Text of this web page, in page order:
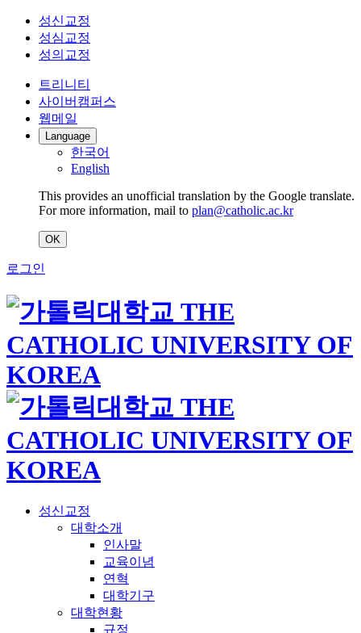
성신교정
성심교정
성의교정
트리니티
사이버캠퍼스
웹메일
Language
한국어
English
This provides an unofficial translation by the Google translate.
For more information, mail to plan@catholic.ac.kr
OK
로그인
성신교정
대학소개
인사말
교육이념
연혁
대학기구
대학현황
규정